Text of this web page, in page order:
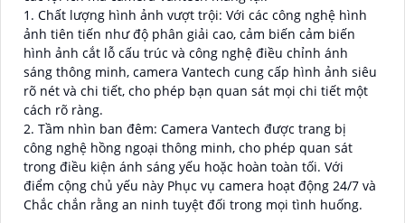
1. Chất lượng hình ảnh vượt trội: Với các công nghệ hình
ảnh tiên tiến như độ phân giải cao, cảm biến cảm biến
hình ảnh cắt lỗ cấu trúc và công nghệ điều chỉnh ánh
sáng thông minh, camera Vantech cung cấp hình ảnh siêu
rõ nét và chi tiết, cho phép bạn quan sát mọi chi tiết một
cách rõ ràng.
2. Tầm nhìn ban đêm: Camera Vantech được trang bị
công nghệ hồng ngoại thông minh, cho phép quan sát
trong điều kiện ánh sáng yếu hoặc hoàn toàn tối. Với
điểm cộng chủ yếu này Phục vụ camera hoạt động 24/7 và
Chắc chắn rằng an ninh tuyệt đối trong mọi tình huống.